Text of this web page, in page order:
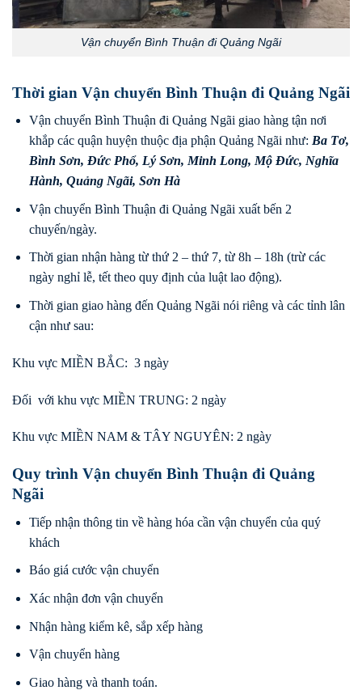
Vận chuyển Bình Thuận đi Quảng Ngãi
Thời gian Vận chuyển Bình Thuận đi Quảng Ngãi
Vận chuyển Bình Thuận đi Quảng Ngãi giao hàng tận nơi
khắp các quận huyện thuộc địa phận Quảng Ngãi như: Ba Tơ,
Bình Sơn, Đức Phổ, Lý Sơn, Minh Long, Mộ Đức, Nghĩa
Hành, Quảng Ngãi, Sơn Hà
Vận chuyển Bình Thuận đi Quảng Ngãi xuất bến 2
chuyến/ngày.
Thời gian nhận hàng từ thứ 2 – thứ 7, từ 8h – 18h (trừ các
ngày nghỉ lễ, tết theo quy định của luật lao động).
Thời gian giao hàng đến Quảng Ngãi nói riêng và các tỉnh lân
cận như sau:
Khu vực MIỀN BẮC: 3 ngày
Đối với khu vực MIỀN TRUNG: 2 ngày
Khu vực MIỀN NAM & TÂY NGUYÊN: 2 ngày
Quy trình Vận chuyển Bình Thuận đi Quảng
Ngãi
Tiếp nhận thông tin về hàng hóa cần vận chuyển của quý
khách
Báo giá cước vận chuyển
Xác nhận đơn vận chuyển
Nhận hàng kiểm kê, sắp xếp hàng
Vận chuyển hàng
Giao hàng và thanh toán.